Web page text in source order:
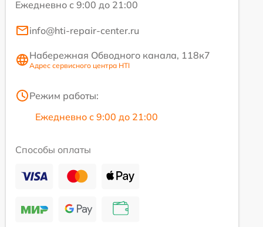
Ежедневно с 9:00 до 21:00
info@hti-repair-center.ru
Набережная Обводного канала, 118к7
Адрес сервисного центра HTI
Режим работы:
Ежедневно с 9:00 до 21:00
Способы оплаты